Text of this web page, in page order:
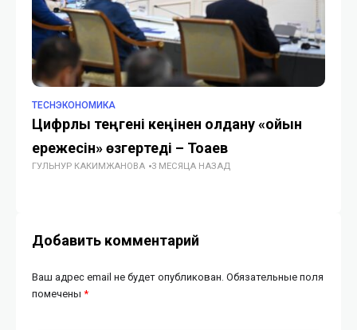
TECHЭКОНОМИКА
Цифрлық теңгені кеңінен қолдану «ойын
ережесін» өзгертеді – Тоқаев
ГУЛЬНУР КАКИМЖАНОВА 3 МЕСЯЦА НАЗАД
Добавить комментарий
Ваш адрес email не будет опубликован. Обязательные поля
помечены *